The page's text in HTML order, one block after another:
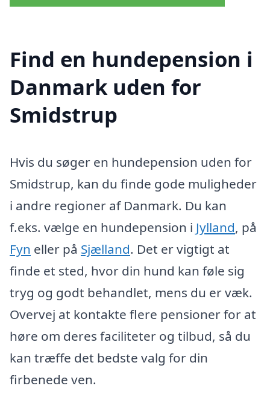
Find en hundepension i
Danmark uden for
Smidstrup
Hvis du søger en hundepension uden for
Smidstrup, kan du finde gode muligheder
i andre regioner af Danmark. Du kan
f.eks. vælge en hundepension i Jylland, på
Fyn eller på Sjælland. Det er vigtigt at
finde et sted, hvor din hund kan føle sig
tryg og godt behandlet, mens du er væk.
Overvej at kontakte flere pensioner for at
høre om deres faciliteter og tilbud, så du
kan træffe det bedste valg for din
firbenede ven.